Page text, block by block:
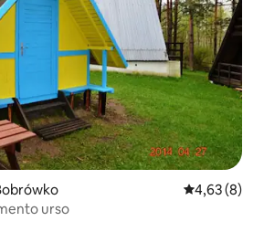
4,63 (8)
urso